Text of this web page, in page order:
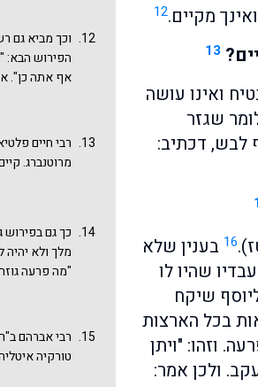
מקיים.12
13
ואינו עושה
שגזר
לבש, דכתיב:
16 בענין שלא
שהיו לו
שיקח
בכל הארצות
וזהו: "ויתן
ולכן אמר:
חלומו, אבל
בעקבות מדרש
בגדי שרים".
תהלים
מקץ (וסוף
רגל בשל
וכך מביא גם
הפירוש הבא:
אף אתה כן".
מרוטנברג.
כך גם בפירוש
מלך ולא יהיה
"מה פרעה
ודאי אינו
שאמר שר
כאן הטחת
טורקיה